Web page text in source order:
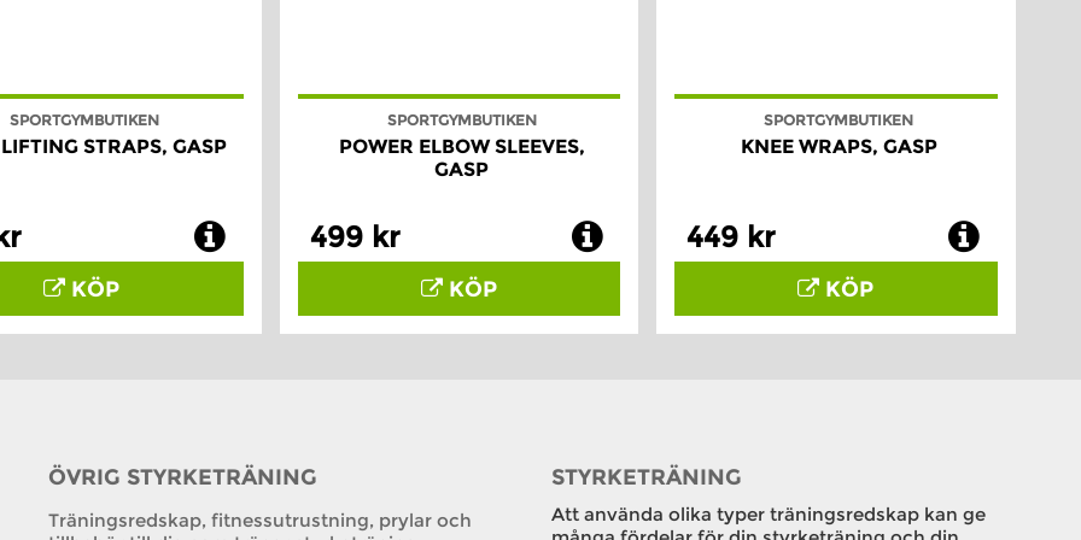
SPORTGYMBUTIKEN
STRAPS, GASP
KÖP
SPORTGYMBUTIKEN
POWER ELBOW SLEEVES,
GASP
499 kr
KÖP
SPORTGYMBUTIKEN
KNEE WRAPS, GASP
449 kr
KÖP
ÖVRIG STYRKETRÄNING
Träningsredskap, fitnessutrustning, prylar och
STYRKETRÄNING
Att använda olika typer träningsredskap kan ge